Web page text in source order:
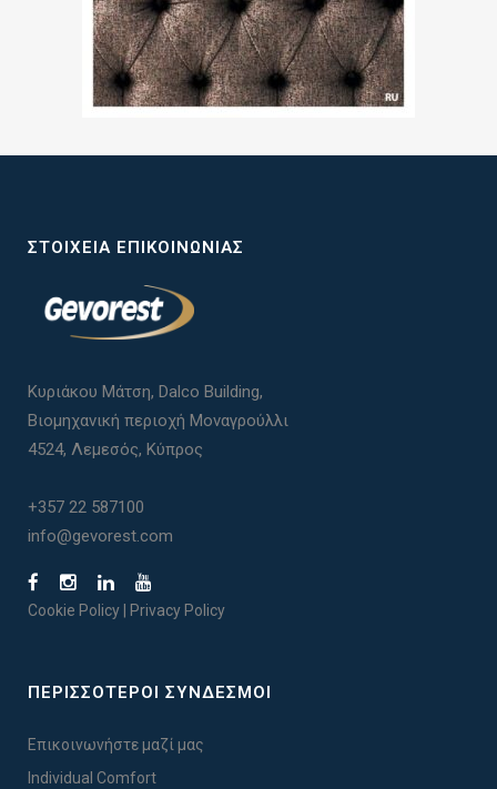
ΣΤΟΙΧΕΊΑ ΕΠΙΚΟΙΝΩΝΊΑΣ
Κυριάκου Μάτση, Dalco Building,
Βιομηχανική περιοχή Μοναγρούλλι
4524, Λεμεσός, Κύπρος
+357 22 587100
info@gevorest.com
Cookie Policy Privacy Policy
ΠΕΡΙΣΣΟΤΕΡΟΙ ΣΥΝΔΕΣΜΟΙ
Επικοινωνήστε μαζί μας
Individual Comfort